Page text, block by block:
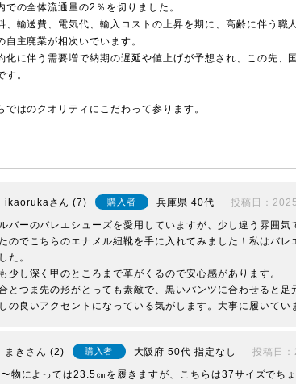
の全体流通量の2％を切りました。
、輸送費、電気代、輸入コストの上昇を期に、高齢に伴う職
主廃業が相次いでいます。
化に伴う需要増で納期の遅延や値上げが予想され、この先、
。
はのクオリティにこだわって参ります。
ikaoruka 7 購入者 兵庫県 40代 投稿日
バーのバレエシューズを愛用していますが、少し違う雰囲気
のでこちらのエナメル紐靴を手に入れてみました！私はバレ
た。
少し深く甲のところまで革がくるので安心感があります。
とつま先の形がとっても素敵で、黒いパンツに合わせると足
の良いアクセントになっている気がします。大事に履いてい
まき 2 購入者 大阪府 50代 指定なし 投稿日
物によっては23.5㎝を履きますが、こちらは37サイズでち